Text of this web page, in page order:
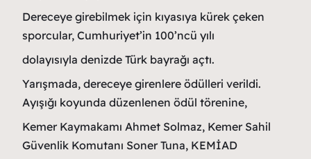
Dereceye girebilmek için kıyasıya kürek çeken
sporcular, Cumhuriyet’in 100’ncü yılı
dolayısıyla denizde Türk bayrağı açtı.
Yarışmada, dereceye girenlere ödülleri verildi.
Ayışığı koyunda düzenlenen ödül törenine,
Kemer Kaymakamı Ahmet Solmaz, Kemer Sahil
Güvenlik Komutanı Soner Tuna, KEMİAD